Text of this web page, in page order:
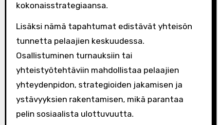
kokonaisstrategiaansa.
Lisäksi nämä tapahtumat edistävät yhteisön
tunnetta pelaajien keskuudessa.
Osallistuminen turnauksiin tai
yhteistyötehtäviin mahdollistaa pelaajien
yhteydenpidon, strategioiden jakamisen ja
ystävyyksien rakentamisen, mikä parantaa
pelin sosiaalista ulottuvuutta.